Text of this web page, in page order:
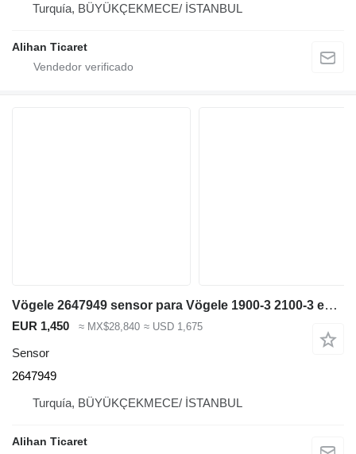
Turquía, BÜYÜKÇEKMECE/ İSTANBUL
Alihan Ticaret
Vögele 2647949 sensor para Vögele 1900-3 2100-3 extendedora de asfalto
EUR 1,450 ≈ MX$28,840 ≈ USD 1,675
Sensor
2647949
Turquía, BÜYÜKÇEKMECE/ İSTANBUL
Alihan Ticaret